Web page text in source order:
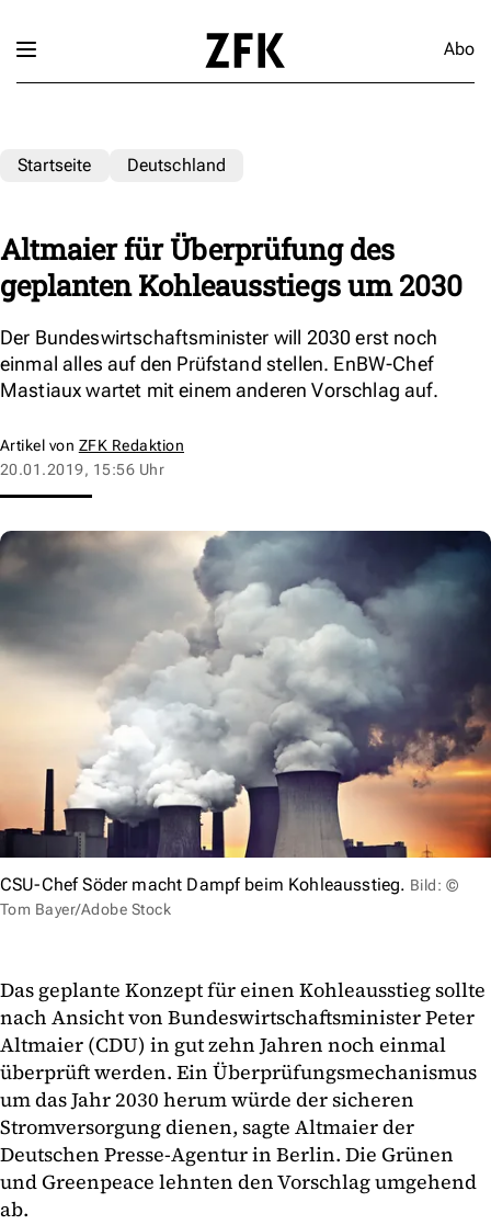
Abo
Startseite Deutschland
Altmaier für Überprüfung des
geplanten Kohleausstiegs um 2030
Der Bundeswirtschaftsminister will 2030 erst noch
einmal alles auf den Prüfstand stellen. EnBW-Chef
Mastiaux wartet mit einem anderen Vorschlag auf.
Artikel von ZFK Redaktion
20.01.2019, 15:56 Uhr
CSU-Chef Söder macht Dampf beim Kohleausstieg. Bild: ©
Tom Bayer/Adobe Stock
Das geplante Konzept für einen Kohleausstieg sollte
nach Ansicht von Bundeswirtschaftsminister Peter
Altmaier (CDU) in gut zehn Jahren noch einmal
überprüft werden. Ein Überprüfungsmechanismus
um das Jahr 2030 herum würde der sicheren
Stromversorgung dienen, sagte Altmaier der
Deutschen Presse-Agentur in Berlin. Die Grünen
und Greenpeace lehnten den Vorschlag umgehend
ab.